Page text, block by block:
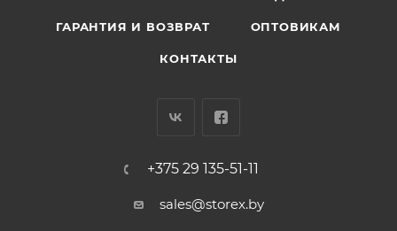
ГАРАНТИЯ И ВОЗВРАТ ОПТОВИКАМ
КОНТАКТЫ
+375 29 135-51-11
sales@storex.by